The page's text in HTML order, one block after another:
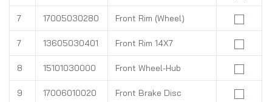
7 17005030280 Front Rim (Wheel)
7 13605030401 Front Rim 14X7
8 15101030000 Front Wheel-Hub
9 17006010020 Front Brake Disc